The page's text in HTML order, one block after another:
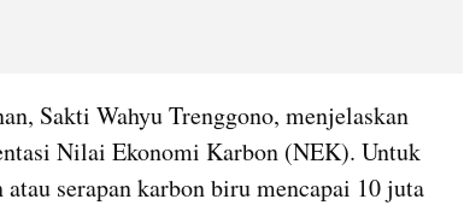
Sakti Wahyu Trenggono, menjelaskan
Nilai Ekonomi Karbon (NEK). Untuk
serapan karbon biru mencapai 10 juta